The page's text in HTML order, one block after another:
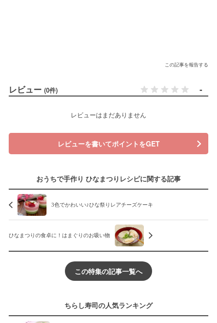
この記事を報告する
レビュー (0件) -
レビューはまだありません
レビューを書いてポイントをGET
おうちで手作り ひなまつりレシピに関する記事
3色でかわいい♪ひな祭りレアチーズケーキ
ひなまつりの食卓に！はまぐりのお吸い物
この特集の記事一覧へ
ちらし寿司の人気ランキング